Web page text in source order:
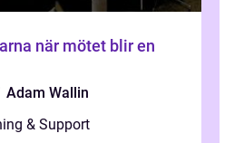
blir en
Adam Wallin
& Support